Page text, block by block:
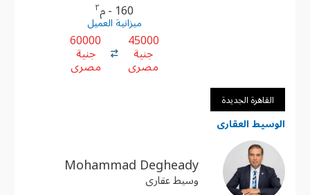
160 - م ٢
ميزانية العميل
45000
جنية
مصرى
60000
جنية
مصرى
القاهرة الجديدة
الوسيط العقارى
Mohammad Degheady
وسيط عقارى